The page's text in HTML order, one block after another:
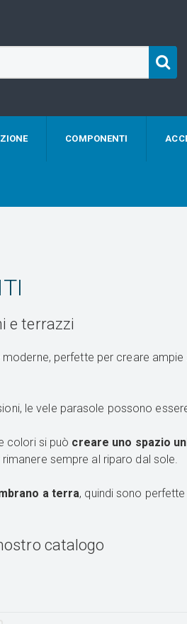
COMPONENTI
e terrazzi
moderne, perfette per creare
le vele parasole possono
colori si può creare uno spazio
rimanere sempre al riparo dal sole.
a terra, quindi sono
catalogo